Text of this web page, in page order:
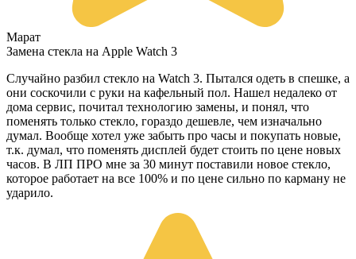
Марат
Замена стекла на Apple Watch 3
Случайно разбил стекло на Watch 3. Пытался одеть в спешке, а
они соскочили с руки на кафельный пол. Нашел недалеко от
дома сервис, почитал технологию замены, и понял, что
поменять только стекло, гораздо дешевле, чем изначально
думал. Вообще хотел уже забыть про часы и покупать новые,
т.к. думал, что поменять дисплей будет стоить по цене новых
часов. В ЛП ПРО мне за 30 минут поставили новое стекло,
которое работает на все 100% и по цене сильно по карману не
ударило.